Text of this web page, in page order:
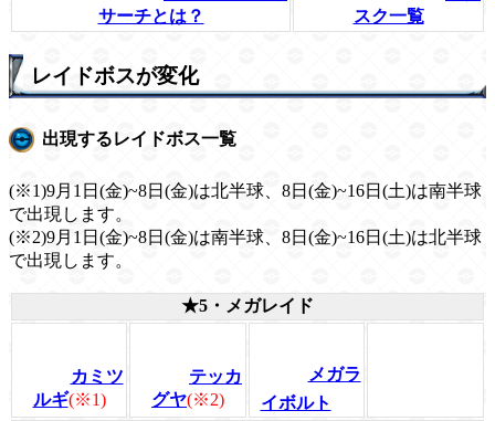
サーチとは？
スク一覧
レイドボスが変化
出現するレイドボス一覧
(※1)9月1日(金)~8日(金)は北半球、8日(金)~16日(土)は南半球
で出現します。
(※2)9月1日(金)~8日(金)は南半球、8日(金)~16日(土)は北半球
で出現します。
★5・メガレイド
カミツ
ルギ(※1)
テッカ
グヤ(※2)
メガラ
イボルト